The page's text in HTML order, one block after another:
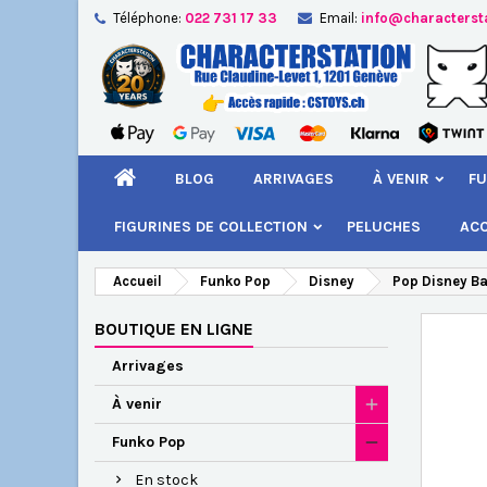
Téléphone: 022 731 17 33 Email:
BLOG ARRIVAGES À VENIR
FIGURINES DE COLLECTION PELUCHES
Accueil Funko Pop Disney Pop Disney
BOUTIQUE EN LIGNE
Arrivages
À venir
Funko Pop
En stock